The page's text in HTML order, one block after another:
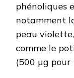
phénoliques
notamment
peau
comme le
(500 µg pour